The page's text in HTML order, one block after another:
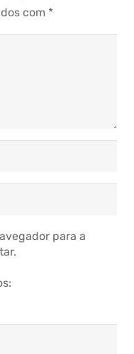
com *
para a